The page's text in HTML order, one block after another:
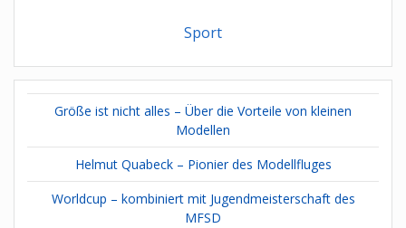
Sport
Größe ist nicht alles – Über die Vorteile von kleinen
Modellen
Helmut Quabeck – Pionier des Modellfluges
Worldcup – kombiniert mit Jugendmeisterschaft des
MFSD